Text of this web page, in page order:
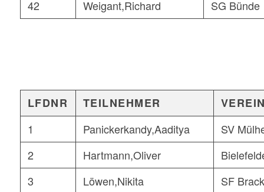
42
Weigant,Richard SG Bünde
LFDNR TEILNEHMER
1
Panickerkandy,Aaditya
SV
2
Hartmann,Oliver
3
Löwen,Nikita
SF